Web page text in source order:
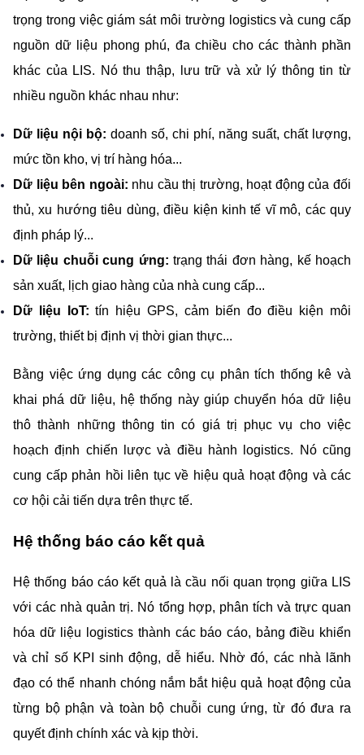
trọng trong việc giám sát môi trường logistics và cung cấp
nguồn dữ liệu phong phú, đa chiều cho các thành phần
khác của LIS. Nó thu thập, lưu trữ và xử lý thông tin từ
nhiều nguồn khác nhau như:
Dữ liệu nội bộ: doanh số, chi phí, năng suất, chất lượng,
mức tồn kho, vị trí hàng hóa...
Dữ liệu bên ngoài: nhu cầu thị trường, hoạt động của đối
thủ, xu hướng tiêu dùng, điều kiện kinh tế vĩ mô, các quy
định pháp lý...
Dữ liệu chuỗi cung ứng: trạng thái đơn hàng, kế hoạch
sản xuất, lịch giao hàng của nhà cung cấp...
Dữ liệu IoT: tín hiệu GPS, cảm biến đo điều kiện môi
trường, thiết bị định vị thời gian thực...
Bằng việc ứng dụng các công cụ phân tích thống kê và
khai phá dữ liệu, hệ thống này giúp chuyển hóa dữ liệu
thô thành những thông tin có giá trị phục vụ cho việc
hoạch định chiến lược và điều hành logistics. Nó cũng
cung cấp phản hồi liên tục về hiệu quả hoạt động và các
cơ hội cải tiến dựa trên thực tế.
Hệ thống báo cáo kết quả
Hệ thống báo cáo kết quả là cầu nối quan trọng giữa LIS
với các nhà quản trị. Nó tổng hợp, phân tích và trực quan
hóa dữ liệu logistics thành các báo cáo, bảng điều khiển
và chỉ số KPI sinh động, dễ hiểu. Nhờ đó, các nhà lãnh
đạo có thể nhanh chóng nắm bắt hiệu quả hoạt động của
từng bộ phận và toàn bộ chuỗi cung ứng, từ đó đưa ra
quyết định chính xác và kịp thời.